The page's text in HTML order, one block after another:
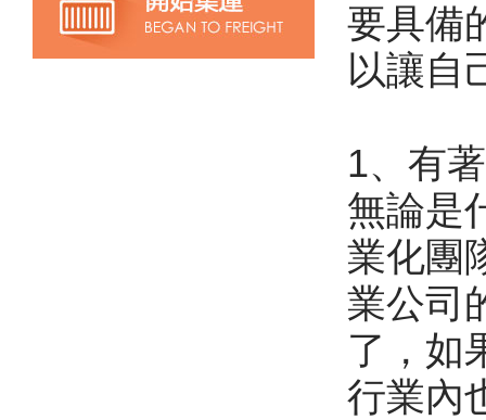
要具備
以讓自
1、有
無論是
業化團
業公司
了，如
行業內